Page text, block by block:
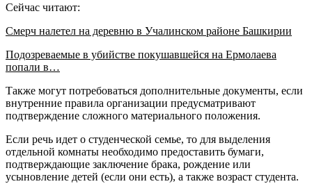
Сейчас читают:
Смерч налетел на деревню в Учалинском районе Башкирии
Подозреваемые в убийстве покушавшейся на Ермолаева
попали в…
Также могут потребоваться дополнительные документы, если
внутренние правила организации предусматривают
подтверждение сложного материального положения.
Если речь идет о студенческой семье, то для выделения
отдельной комнаты необходимо предоставить бумаги,
подтверждающие заключение брака, рождение или
усыновление детей (если они есть), а также возраст студента.